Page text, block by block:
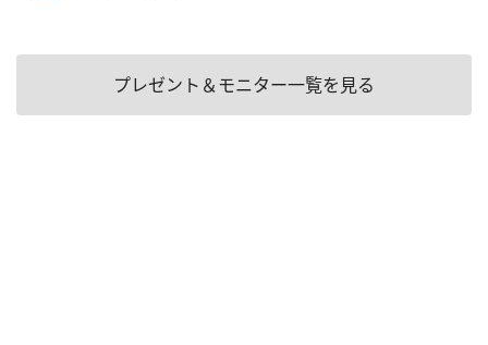
プレゼント＆モニター一覧を見る